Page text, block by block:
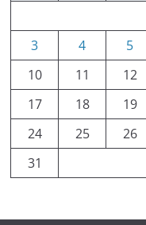
3
4 5
10
11 12
17
18 19
24
25 26
31